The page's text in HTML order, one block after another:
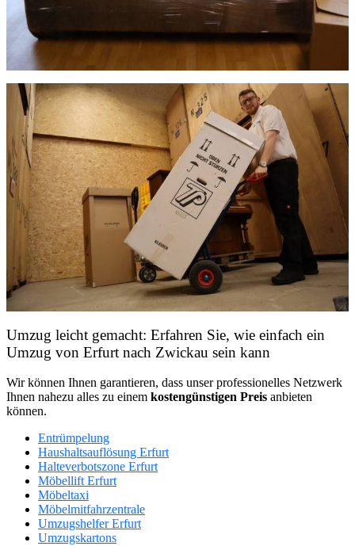
Umzug leicht gemacht: Erfahren Sie, wie einfach ein
Umzug von Erfurt nach Zwickau sein kann
Wir können Ihnen garantieren, dass unser professionelles Netzwerk
Ihnen nahezu alles zu einem kostengünstigen Preis anbieten
können.
Entrümpelung
Haushaltsauflösung Erfurt
Halteverbotszone Erfurt
Möbellift Erfurt
Möbeltaxi
Möbelmitfahrzentrale
Umzugshelfer Erfurt
Umzugskartons